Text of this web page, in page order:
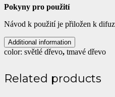
Pokyny pro použití
Návod k použití je přiložen k
Additional information
color: světlé dřevo, tmavé dřevo
Related products